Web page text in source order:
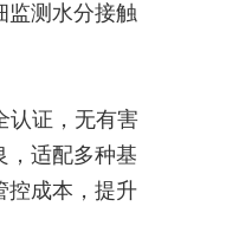
监测水分接触
认证，无有害
，适配多种基
控成本，提升